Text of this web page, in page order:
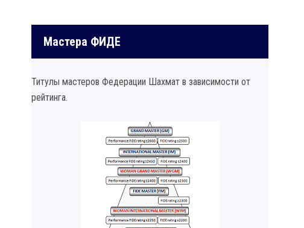
Мастера ФИДЕ
Титулы мастеров Федерации Шахмат в зависимости от
рейтинга.